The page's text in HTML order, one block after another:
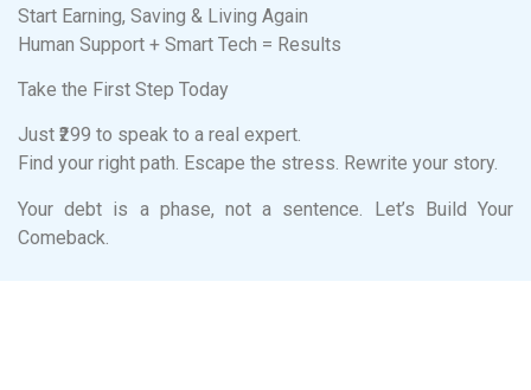
Start Earning, Saving & Living Again
Human Support + Smart Tech = Results
Take the First Step Today
Just ₹299 to speak to a real expert.
Find your right path. Escape the stress. Rewrite your story.
Your debt is a phase, not a sentence. Let’s Build Your
Comeback.